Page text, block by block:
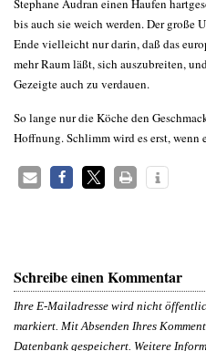
Stephane Audran einen Haufen
bis auch sie weich werden. Der große
Ende vielleicht nur darin, daß das
mehr Raum läßt, sich auszubreiten,
Gezeigte auch zu verdauen.
So lange nur die Köche den
Hoffnung. Schlimm wird es erst, wenn
Schreibe einen Kommentar
Ihre E-Mailadresse wird nicht
markiert. Mit Absenden Ihres
Datenbank gespeichert. Weitere